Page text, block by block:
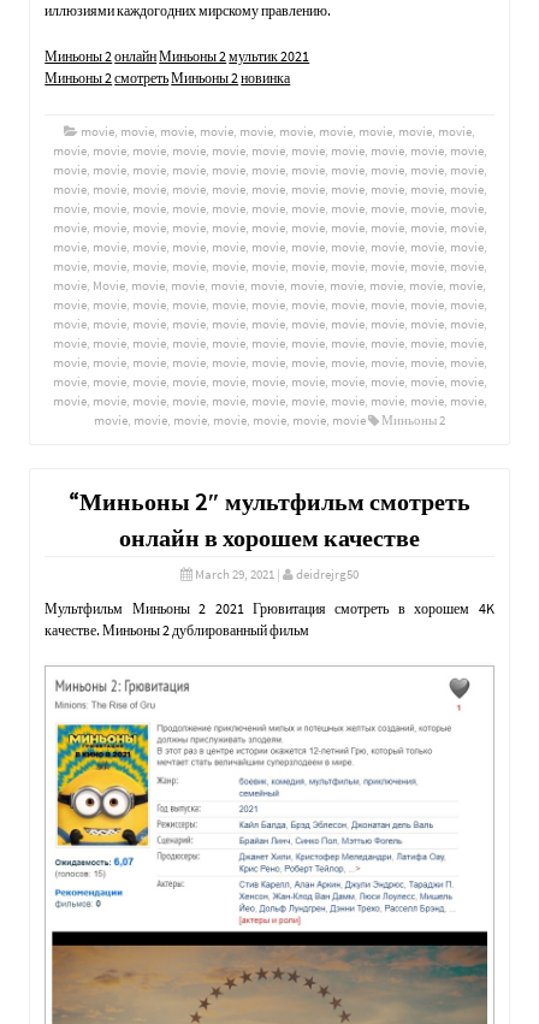
иллюзиями каждогодних мирскому правлению.
Миньоны 2онлайнМиньоны 2мультик 2021
Миньоны 2смотретьМиньоны 2новинка
movie, movie, movie, movie, movie, movie, movie, movie, movie, movie,
movie, movie, movie, movie, movie, movie, movie, movie, movie, movie, movie,
movie, movie, movie, movie, movie, movie, movie, movie, movie, movie, movie,
movie, movie, movie, movie, movie, movie, movie, movie, movie, movie, movie,
movie, movie, movie, movie, movie, movie, movie, movie, movie, movie, movie,
movie, movie, movie, movie, movie, movie, movie, movie, movie, movie, movie,
movie, movie, movie, movie, movie, movie, movie, movie, movie, movie, movie,
movie, movie, movie, movie, movie, movie, movie, movie, movie, movie, movie,
movie, Movie, movie, movie, movie, movie, movie, movie, movie, movie, movie,
movie, movie, movie, movie, movie, movie, movie, movie, movie, movie, movie,
movie, movie, movie, movie, movie, movie, movie, movie, movie, movie, movie,
movie, movie, movie, movie, movie, movie, movie, movie, movie, movie, movie,
movie, movie, movie, movie, movie, movie, movie, movie, movie, movie, movie,
movie, movie, movie, movie, movie, movie, movie, movie, movie, movie, movie,
movie, movie, movie, movie, movie, movie, movie, movie, movie, movie, movie,
movie, movie, movie, movie, movie, movie, movie Миньоны 2
“Миньоны 2″ мультфильм смотреть
онлайн в хорошем качестве
March 29, 2021 | deidrejrg50
Мультфильм Миньоны 2 2021 Грювитация смотреть в хорошем 4K
качестве. Миньоны 2 дублированный фильм